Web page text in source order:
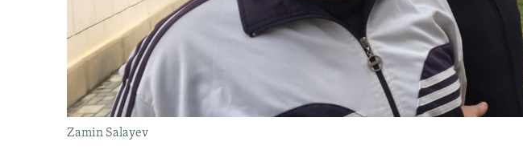
Zamin Salayev